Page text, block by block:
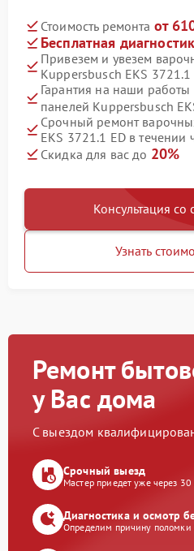
Стоимость ремонта от
Бесплатная
Привезем и увезем
Kuppersbusch EKS 3721.1
Гарантия на наши
панелей Kuppersbusch
Срочный ремонт
EKS 3721.1 ED в течении
Скидка для вас до 20%
Консультация со
Узнать
Ремонт
у Вас дома
С выездом
Срочный выезд
Мастер приедет уже через
Диагностика и осмотр
Определим причину поломки